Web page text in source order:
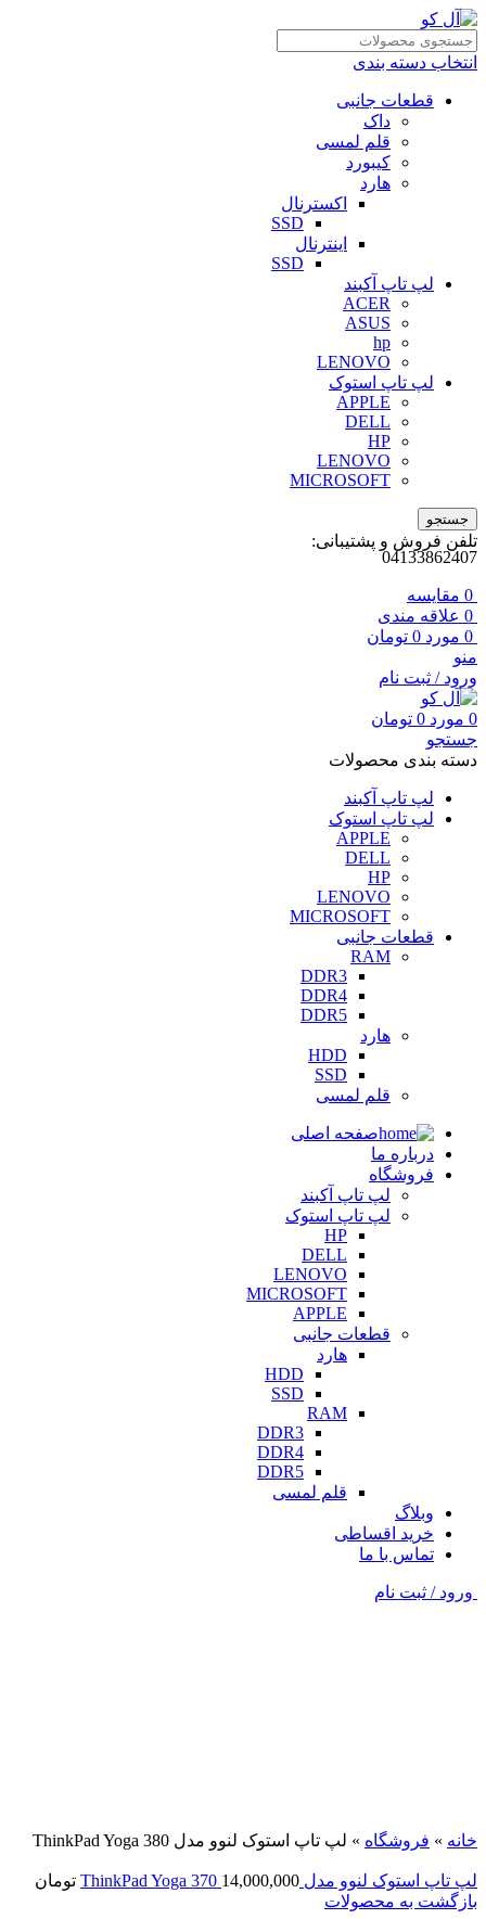
انتخاب دسته بندی
قطعات جانبی
داک
قلم لمسی
کیبورد
هارد
اکسترنال
SSD
اینترنال
SSD
لپ تاپ آکبند
ACER
ASUS
hp
LENOVO
لپ تاپ استوک
APPLE
DELL
HP
LENOVO
MICROSOFT
جستجو
تلفن فروش و پشتیبانی:
04133862407
0 مقايسه
0 علاقه مندی
0 مورد 0 تومان
منو
ورود / ثبت نام
0 مورد 0 تومان
جستجو
دسته بندی محصولات
لپ تاپ آکبند
لپ تاپ استوک
APPLE
DELL
HP
LENOVO
MICROSOFT
قطعات جانبی
RAM
DDR3
DDR4
DDR5
هارد
HDD
SSD
قلم لمسی
صفحه اصلی
درباره ما
فروشگاه
لپ تاپ آکبند
لپ تاپ استوک
HP
DELL
LENOVO
MICROSOFT
APPLE
قطعات جانبی
هارد
HDD
SSD
RAM
DDR3
DDR4
DDR5
قلم لمسی
وبلاگ
خرید اقساطی
تماس با ما
ورود / ثبت نام
خانه » فروشگاه » لپ تاپ استوک لنوو مدل ThinkPad Yoga 380
لپ تاپ استوک لنوو مدل ThinkPad Yoga 370 14,000,000
تومان
بازگشت به محصولات